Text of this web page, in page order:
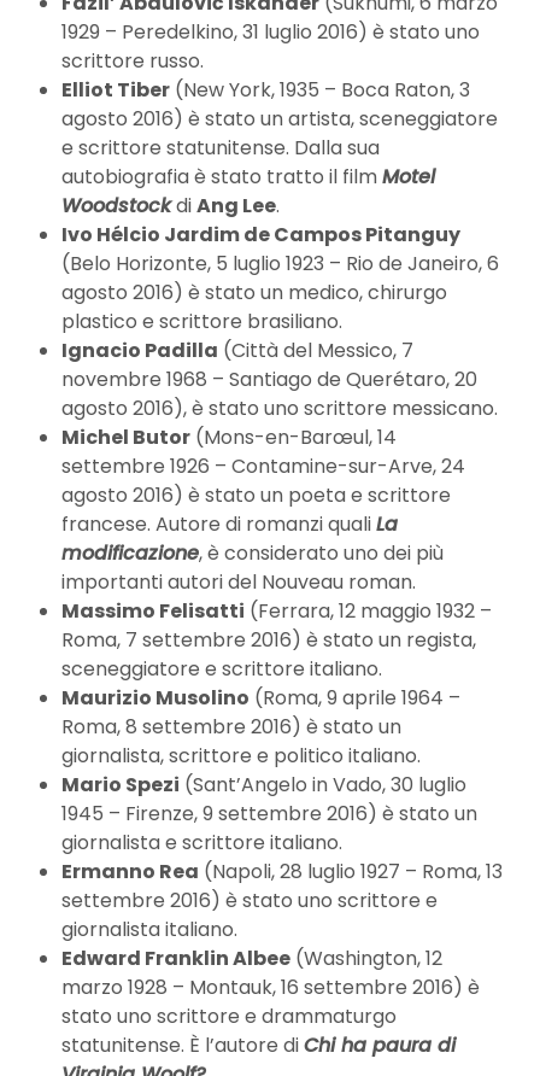
1929 – Peredelkino, 31 luglio 2016) è stato uno
scrittore russo.
Elliot Tiber (New York, 1935 – Boca Raton, 3
agosto 2016) è stato un artista, sceneggiatore
e scrittore statunitense. Dalla sua
autobiografia è stato tratto il filmMotel
WoodstockdiAng Lee.
Ivo Hélcio Jardim de Campos Pitanguy
(Belo Horizonte, 5 luglio 1923 – Rio de Janeiro, 6
agosto 2016) è stato un medico, chirurgo
plastico e scrittore brasiliano.
Ignacio Padilla (Città del Messico, 7
novembre 1968 – Santiago de Querétaro, 20
agosto 2016), è stato uno scrittore messicano.
Michel Butor (Mons-en-Barœul, 14
settembre 1926 – Contamine-sur-Arve, 24
agosto 2016) è stato un poeta e scrittore
francese. Autore di romanzi qualiLa
modificazione, è considerato uno dei più
importanti autori del Nouveau roman.
Massimo Felisatti (Ferrara, 12 maggio 1932 –
Roma, 7 settembre 2016) è stato un regista,
sceneggiatore e scrittore italiano.
Maurizio Musolino (Roma, 9 aprile 1964 –
Roma, 8 settembre 2016) è stato un
giornalista, scrittore e politico italiano.
Mario Spezi (Sant’Angelo in Vado, 30 luglio
1945 – Firenze, 9 settembre 2016) è stato un
giornalista e scrittore italiano.
Ermanno Rea (Napoli, 28 luglio 1927 – Roma, 13
settembre 2016) è stato uno scrittore e
giornalista italiano.
Edward Franklin Albee (Washington, 12
marzo 1928 – Montauk, 16 settembre 2016) è
stato uno scrittore e drammaturgo
statunitense. È l’autore diChi ha paura di